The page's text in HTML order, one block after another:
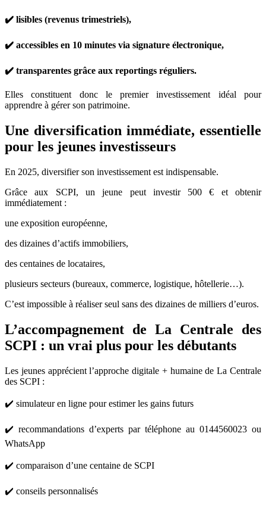
✔️ lisibles (revenus trimestriels),
✔️ accessibles en 10 minutes via signature électronique,
✔️ transparentes grâce aux reportings réguliers.
Elles constituent donc le premier investissement idéal pour
apprendre à gérer son patrimoine.
Une diversification immédiate, essentielle
pour les jeunes investisseurs
En 2025, diversifier son investissement est indispensable.
Grâce aux SCPI, un jeune peut investir 500 € et obtenir
immédiatement :
une exposition européenne,
des dizaines d’actifs immobiliers,
des centaines de locataires,
plusieurs secteurs (bureaux, commerce, logistique, hôtellerie…).
C’est impossible à réaliser seul sans des dizaines de milliers d’euros.
L’accompagnement de La Centrale des
SCPI : un vrai plus pour les débutants
Les jeunes apprécient l’approche digitale + humaine de La Centrale
des SCPI :
✔️ simulateur en ligne pour estimer les gains futurs
✔️ recommandations d’experts par téléphone au 0144560023 ou
WhatsApp
✔️ comparaison d’une centaine de SCPI
✔️ conseils personnalisés